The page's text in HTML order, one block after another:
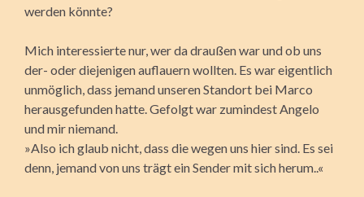
werden könnte?
Mich interessierte nur, wer da draußen war und ob uns
der- oder diejenigen auflauern wollten. Es war eigentlich
unmöglich, dass jemand unseren Standort bei Marco
herausgefunden hatte. Gefolgt war zumindest Angelo
und mir niemand.
»Also ich glaub nicht, dass die wegen uns hier sind. Es sei
denn, jemand von uns trägt ein Sender mit sich herum..«